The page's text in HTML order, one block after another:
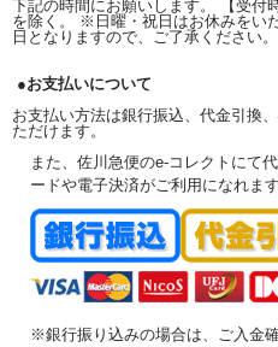
下記の時間にお願いします。 【受
を除く。 ※日曜・祝日はお休みをい
日となりますので、ご了承ください。
●お支払いについて
お支払い方法は銀行振込、代金引換
ただけます。
また、佐川急便のe-コレクトにて
ードや電子決済がご利用になれます
※銀行振り込みの場合は、ご入金